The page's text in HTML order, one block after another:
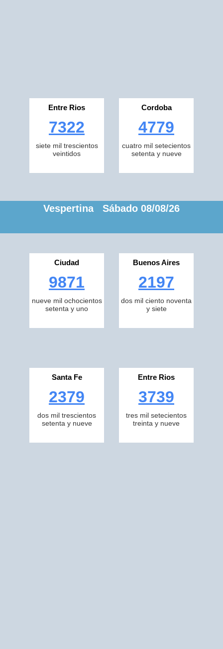
Entre Rios
7322
siete mil trescientos
veintidos
Cordoba
4779
cuatro mil setecientos
setenta y nueve
Vespertina Sábado 08/08/26
Ciudad
9871
nueve mil ochocientos
setenta y uno
Buenos Aires
2197
dos mil ciento noventa
y siete
Santa Fe
2379
dos mil trescientos
setenta y nueve
Entre Rios
3739
tres mil setecientos
treinta y nueve